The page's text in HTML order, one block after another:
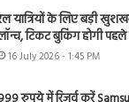
यात्रियों के लिए बड़ी
टिकट बुकिंग होगी
16 July 2026 - 1:45 PM